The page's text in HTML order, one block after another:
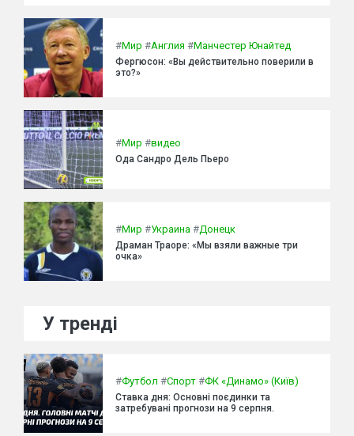
#Мир #Англия #Манчестер Юнайтед
Фергюсон: «Вы действительно поверили в
это?»
#Мир #видео
Ода Сандро Дель Пьеро
#Мир #Украина #Донецк
Драман Траоре: «Мы взяли важные три
очка»
У тренді
#Футбол #Спорт #ФК «Динамо» (Київ)
Ставка дня: Основні поєдинки та
затребувані прогнози на 9 серпня.